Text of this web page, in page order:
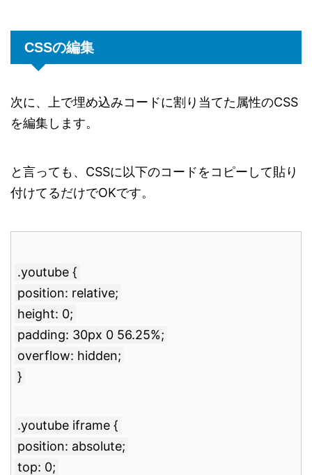
CSSの編集
次に、上で埋め込みコードに割り当てた属性のCSS
を編集します。
と言っても、CSSに以下のコードをコピーして貼り
付けてるだけでOKです。
.youtube {
position: relative;
height: 0;
padding: 30px 0 56.25%;
overflow: hidden;
}
.youtube iframe {
position: absolute;
top: 0;